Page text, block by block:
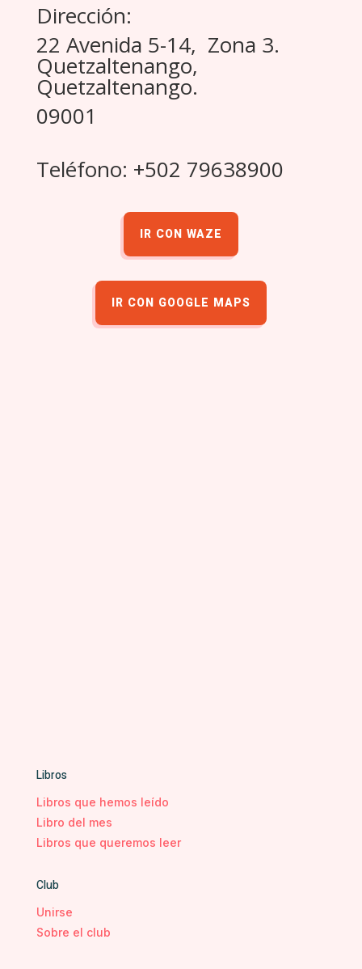
Dirección:
22 Avenida 5-14, Zona 3.
Quetzaltenango,
Quetzaltenango.
09001
Teléfono: +502 79638900
IR CON WAZE
IR CON GOOGLE MAPS
Libros
Libros que hemos leído
Libro del mes
Libros que queremos leer
Club
Unirse
Sobre el club